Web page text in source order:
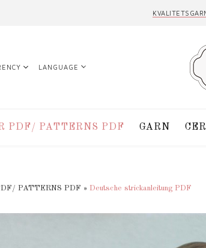
LANGUAGE
PDF/ PATTERNS PDF GARN
PATTERNS PDF » Deutsche strickanleitung PDF